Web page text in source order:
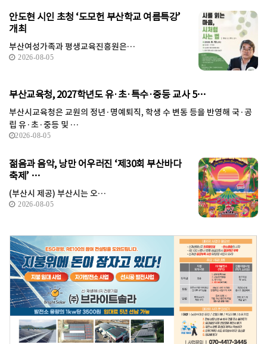
안도현 시인 초청 ‘도모헌 부산학교 여름특강’
개최
부산여성가족과 평생교육진흥원은…
2026-08-05
부산교육청, 2027학년도 유·초·특수·중등 교사 5…
부산시교육청은 교원의 정년·명예퇴직, 학생 수 변동 등을 반영해 국·공
립 유·초·중등 및 …
2026-08-05
젊음과 음악, 낭만 어우러진 ‘제30회 부산바다
축제’ …
(부산시 제공) 부산시는 오…
2026-08-05